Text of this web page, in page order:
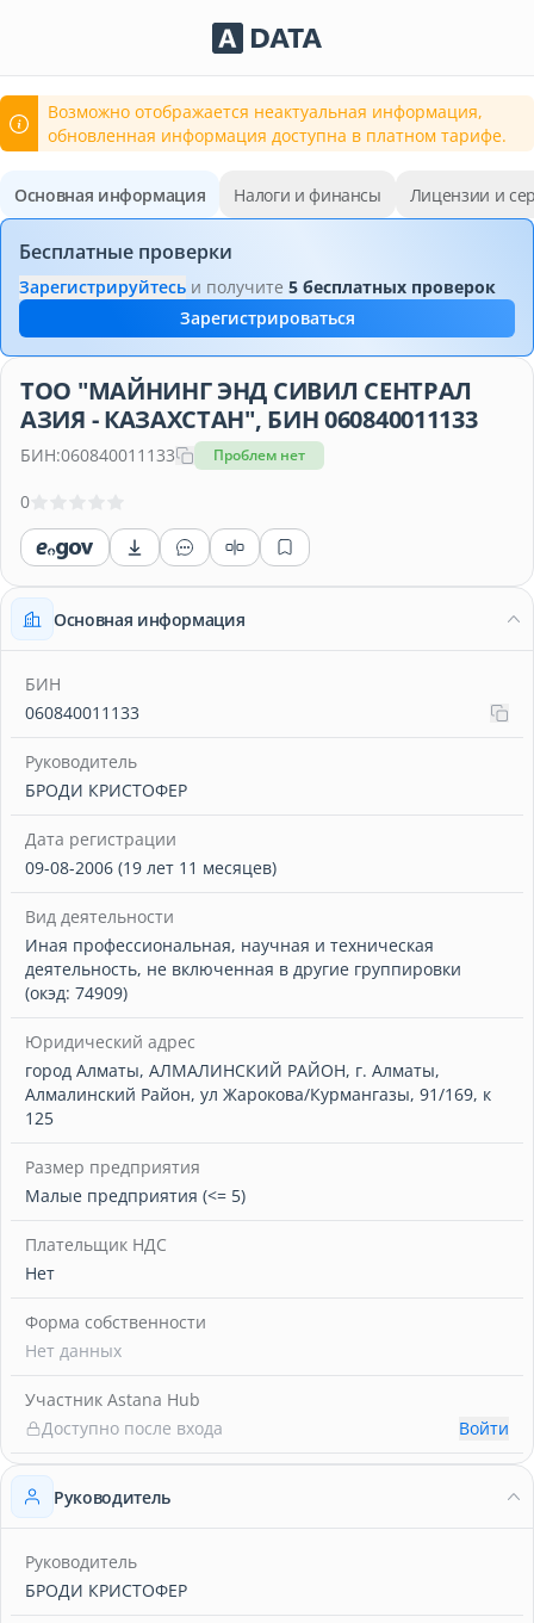
Сервисы Adata.kz
Возможно отображается неактуальная информация,
обновленная информация доступна в платном тарифе.
Основная информация Налоги и финансы Лицензии и
Бесплатные проверки
Зарегистрируйтесь и получите 5 бесплатных проверок
Зарегистрироваться
ТОО "МАЙНИНГ ЭНД СИВИЛ СЕНТРАЛ
АЗИЯ - КАЗАХСТАН", БИН 060840011133
БИН:060840011133 Проблем нет
0
Основная информация
БИН
060840011133
Руководитель
БРОДИ КРИСТОФЕР
Дата регистрации
09-08-2006 (19 лет 11 месяцев)
Вид деятельности
Иная профессиональная, научная и техническая
деятельность, не включенная в другие группировки
(окэд: 74909)
Юридический адрес
город Алматы, АЛМАЛИНСКИЙ РАЙОН, г. Алматы,
Алмалинский Район, ул Жарокова/Курмангазы, 91/169, к
125
Размер предприятия
Малые предприятия (<= 5)
Плательщик НДС
Нет
Форма собственности
Нет данных
Участник Astana Hub
Доступно после входа
Войти
Руководитель
Руководитель
БРОДИ КРИСТОФЕР